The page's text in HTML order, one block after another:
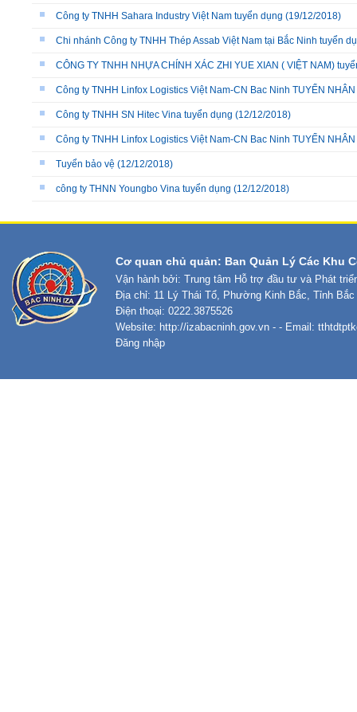
Công ty TNHH Sahara Industry Việt Nam tuyển dụng (19/12/2018)
Chi nhánh Công ty TNHH Thép Assab Việt Nam tại Bắc Ninh tuyển
CÔNG TY TNHH NHỰA CHÍNH XÁC ZHI YUE XIAN ( VIỆT NAM)
Công ty TNHH Linfox Logistics Việt Nam-CN Bac Ninh TUYỂN
Công ty TNHH SN Hitec Vina tuyển dụng (12/12/2018)
Công ty TNHH Linfox Logistics Việt Nam-CN Bac Ninh TUYỂN
Tuyển bảo vệ (12/12/2018)
công ty THNN Youngbo Vina tuyển dụng (12/12/2018)
Cơ quan chủ quản: Ban Quản Lý Các Khu
Vận hành bởi: Trung tâm Hỗ trợ đầu tư và Phát
Địa chỉ: 11 Lý Thái Tổ, Phường Kinh Bắc, Tỉnh Bắc
Điện thoại: 0222.3875526
Website: http://izabacninh.gov.vn - - Email:
Đăng nhập